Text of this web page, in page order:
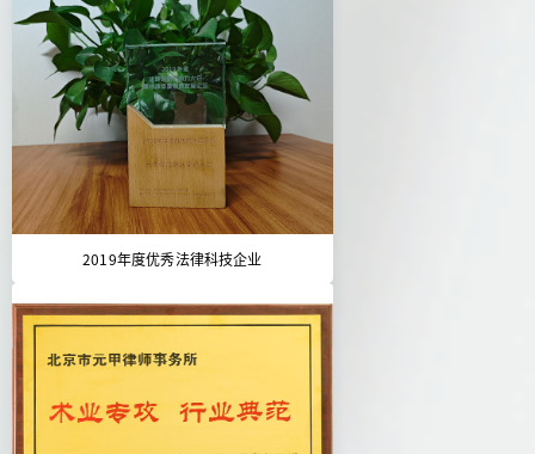
2019年度优秀法律科技企业